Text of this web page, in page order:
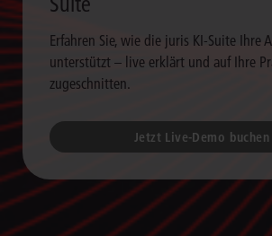
Erfahren Sie, wie die juris KI-Suite Ihre
unterstützt – live erklärt und auf Ihre
zugeschnitten.
Jetzt Live-Demo buchen